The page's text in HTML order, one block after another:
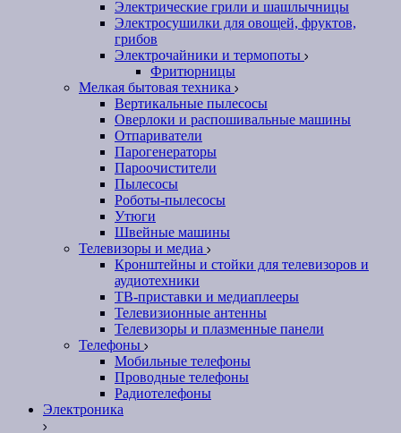
Электрические грили и шашлычницы
Электросушилки для овощей, фруктов,
грибов
Электрочайники и термопоты
Фритюрницы
Мелкая бытовая техника
Вертикальные пылесосы
Оверлоки и распошивальные машины
Отпариватели
Парогенераторы
Пароочистители
Пылесосы
Роботы-пылесосы
Утюги
Швейные машины
Телевизоры и медиа
Кронштейны и стойки для телевизоров и
аудиотехники
ТВ-приставки и медиаплееры
Телевизионные антенны
Телевизоры и плазменные панели
Телефоны
Мобильные телефоны
Проводные телефоны
Радиотелефоны
Электроника